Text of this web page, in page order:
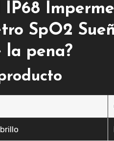
SpO2
la pena?